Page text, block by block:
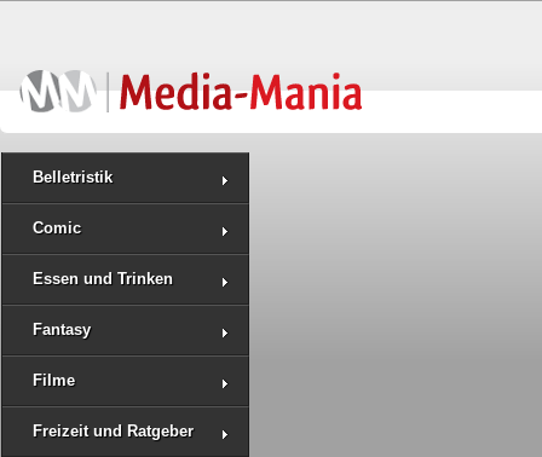
Belletristik
Comic
Essen und Trinken
Fantasy
Filme
Freizeit und Ratgeber